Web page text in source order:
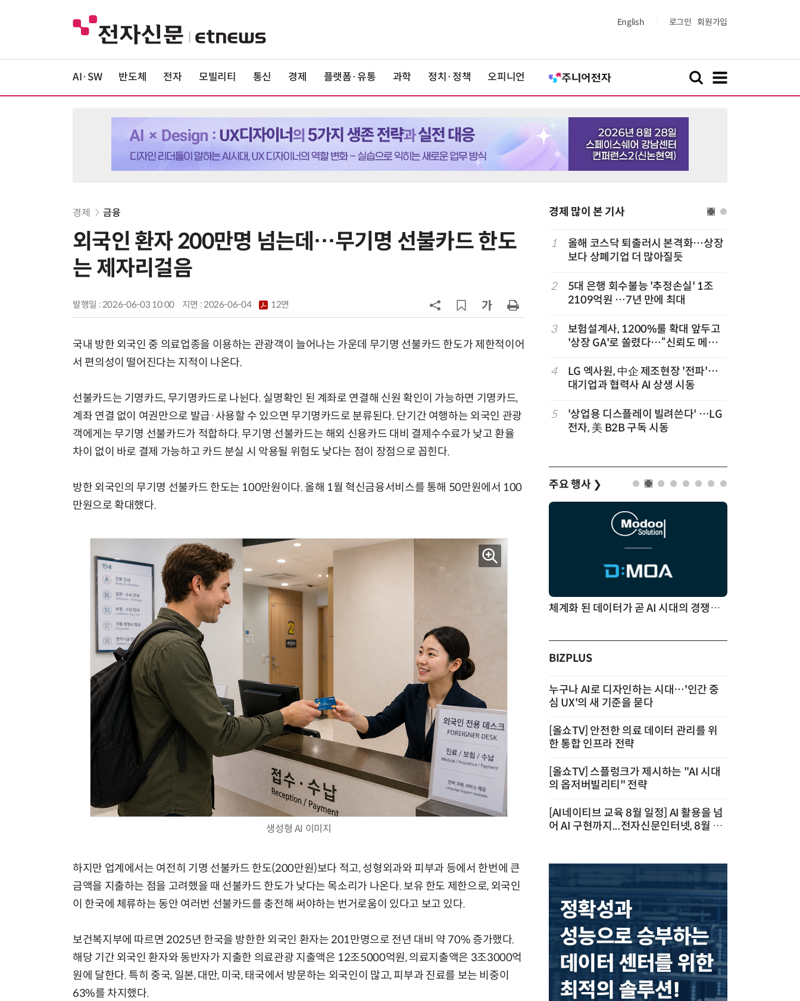
English 로그인 회원가입
AI·SW 반도체 전자 모빌리티 통신 경제 플랫폼·유통 과학 정치·정책 오피니언
경제 금융
외국인 환자 200만명 넘는데…무기명 선불카드 한도
는 제자리걸음
발행일 : 2026-06-03 10:00 지면 :2026-06-04 12면
국내 방한 외국인 중 의료업종을 이용하는 관광객이 늘어나는 가운데 무기명 선불카드 한도가 제한적이어
서 편의성이 떨어진다는 지적이 나온다.
선불카드는 기명카드, 무기명카드로 나뉜다. 실명확인 된 계좌로 연결해 신원 확인이 가능하면 기명카드,
계좌 연결 없이 여권만으로 발급·사용할 수 있으면 무기명카드로 분류된다. 단기간 여행하는 외국인 관광
객에게는 무기명 선불카드가 적합하다. 무기명 선불카드는 해외 신용카드 대비 결제수수료가 낮고 환율
차이 없이 바로 결제 가능하고 카드 분실 시 악용될 위험도 낮다는 점이 장점으로 꼽힌다.
방한 외국인의 무기명 선불카드 한도는 100만원이다. 올해 1월 혁신금융서비스를 통해 50만원에서 100
만원으로 확대했다.
생성형 AI 이미지
하지만 업계에서는 여전히 기명 선불카드 한도(200만원)보다 적고, 성형외과와 피부과 등에서 한번에 큰
금액을 지출하는 점을 고려했을 때 선불카드 한도가 낮다는 목소리가 나온다. 보유 한도 제한으로, 외국인
이 한국에 체류하는 동안 여러번 선불카드를 충전해 써야하는 번거로움이 있다고 보고 있다.
보건복지부에 따르면 2025년 한국을 방한한 외국인 환자는 201만명으로 전년 대비 약 70% 증가했다.
해당 기간 외국인 환자와 동반자가 지출한 의료관광 지출액은 12조5000억원, 의료지출액은 3조3000억
원에 달한다. 특히 중국, 일본, 대만, 미국, 태국에서 방문하는 외국인이 많고, 피부과 진료를 보는 비중이
63%를 차지했다.
경제 많이 본 기사
6
'게이밍위크' 삼성전자-LG전자 유럽
주가 부양 '총력전'
다…최종 낙찰자 선정
10 한은 금 매입 나섰지만…개인투자자
는 금 투자 '외면'
1
올해 코스닥 퇴출러시 본격화…상장
보다 상폐기업 더 많아질듯
2
5대 은행 회수불능 '추정손실' 1조
2109억원 …7년 만에 최대
3
보험설계사, 1200%룰 확대 앞두고
'상장 GA'로 쏠렸다…“신뢰도 메리
4
LG 엑사원, 中企 제조현장 '전파'…
대기업과 협력사 AI 상생 시동
5
'상업용 디스플레이 빌려쓴다' …LG
전자, 美 B2B 구독 시동
주요 행사 ❯
체계화 된 데이터가 곧 AI 시대의 경쟁력이다
BIZPLUS
누구나 AI로 디자인하는 시대…'인간 중
심 UX'의 새 기준을 묻다
[올쇼TV] 안전한 의료 데이터 관리를 위
한 통합 인프라 전략
[올쇼TV] 스플렁크가 제시하는 "AI 시대
의 옵저버빌리티" 전략
[AI네이티브 교육 8월 일정] AI 활용을 넘
어 AI 구현까지...전자신문인터넷, 8월 실